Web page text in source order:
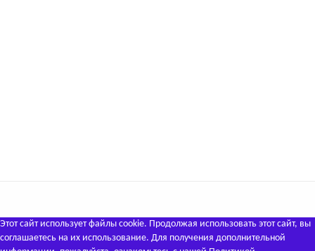
Этот сайт использует файлы cookie. Продолжая использовать этот сайт, вы
соглашаетесь на их использование. Для получения дополнительной